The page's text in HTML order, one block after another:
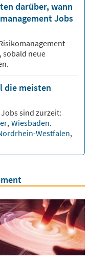
darüber, wann
Jobs
sobald neue
die meisten
Jobs sind zurzeit:
, Wiesbaden.
Westfalen,